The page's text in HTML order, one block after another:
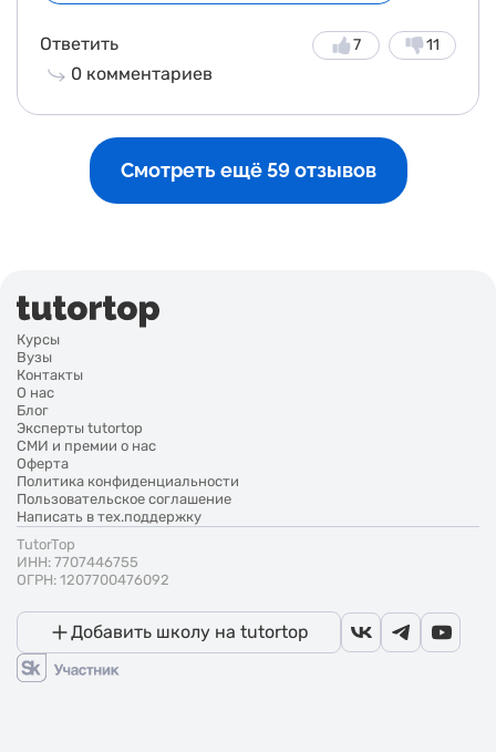
Ответить
0 комментариев
11
7
Смотреть ещё 59 отзывов
Курсы
Вузы
Контакты
О нас
Блог
Эксперты tutortop
СМИ и премии о нас
Оферта
Политика конфиденциальности
Пользовательское соглашение
Написать в тех.поддержку
TutorTop
ИНН: 7707446755
ОГРН: 1207700476092
Добавить школу на tutortop